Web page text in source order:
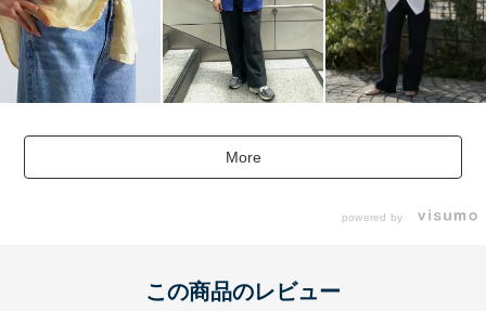
More
powered by
この商品のレビュー